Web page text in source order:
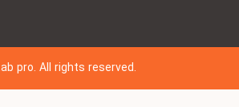
pro. All rights reserved.